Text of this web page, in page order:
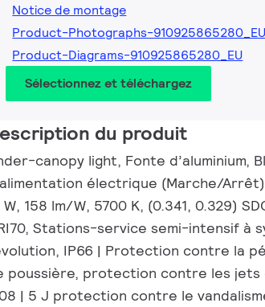
Notice de montage
Product-Photographs-910925865280_EU
Product-Diagrams-910925865280_EU
Sélectionnez et téléchargez
du produit
canopy light, Fonte d’aluminium,
électrique (Marche/
W, 158 lm/W, 5700 K, (0.341, 0.329)
Stations-service semi-intensif à
IP66 | Protection contre la
poussière, protection contre les jets
| 5 J protection contre le